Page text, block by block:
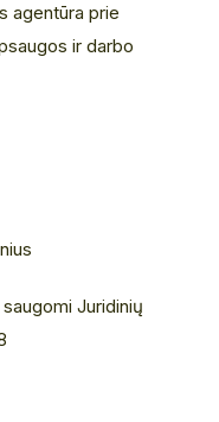
agentūra prie
ir darbo
Juridinių